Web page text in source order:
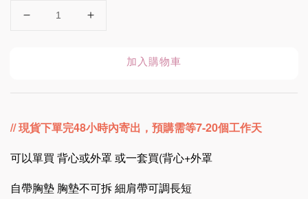
加入購物車
// 現貨下單完48小時內寄出 ，預購需等7-20個工作天
可以單買 背心或外罩 或一套買(背心+外罩
自帶胸墊 胸墊不可拆 細肩帶可調長短